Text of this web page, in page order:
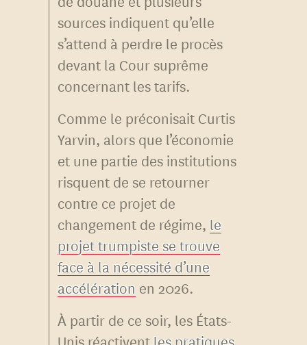
sources indiquent qu’elle
s’attend à perdre le procès
devant la Cour suprême
concernant les tarifs.
Comme le préconisait Curtis
Yarvin, alors que l’économie
et une partie des institutions
risquent de se retourner
contre ce projet de
changement de régime,le
projet trumpiste se trouve
face à la nécessité d’une
accélération en 2026.
À partir de ce soir, les États-
Unis réactiventles pratiques